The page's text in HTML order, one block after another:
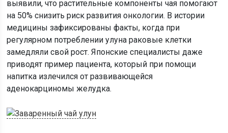
выявили, что растительные компоненты чая помогают
на 50% снизить риск развития онкологии. В истории
медицины зафиксированы факты, когда при
регулярном потреблении улуна раковые клетки
замедляли свой рост. Японские специалисты даже
приводят пример пациента, который при помощи
напитка излечился от развивающейся
аденокарциномы желудка.